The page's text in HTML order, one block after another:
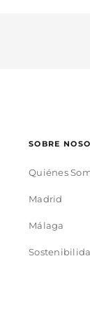
SOBRE
Quiénes
Madrid
Málaga